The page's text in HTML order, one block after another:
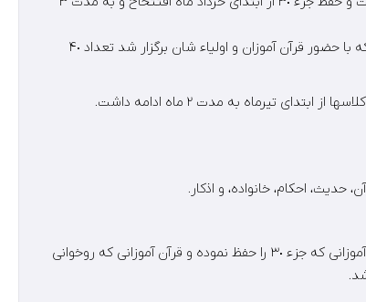
در٢٨ شهریور ماه طی جلسه افتتاحیه کلاسهای ترم تابستان که با حضور قرآن آموزان و اولیاء شان برگزار شد تعداد ۴٠
تیرماه به مدت ٢ ماه ادامه داشت.
حدیث، احکام، خانواده، و اذکار.
ودر پایان طی مراسم اختتامیه مکتبخانه های فیشور به قرآن آموزانی که جزء ٣٠ را حفظ نموده و قرآن آموزانی که روخوانی